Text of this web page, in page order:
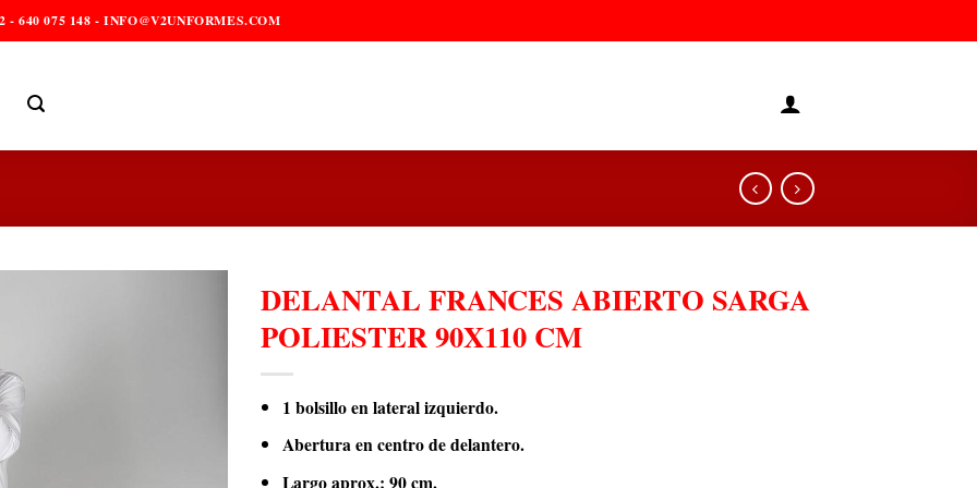
640 075 148 - INFO@V2UNFORMES.COM
DELANTAL FRANCES ABIERTO SARGA
POLIESTER 90X110 CM
1 bolsillo en lateral izquierdo.
Abertura en centro de delantero.
Largo aprox.: 90 cm.